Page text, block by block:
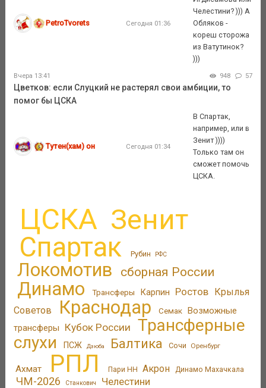
PetroTvorets Сегодня 01:36
Челестини? ))) А
Обляков -
кореш сторожа
из Ватутинок?
)))
Вчера 13:41 948 57
Цветков: если Слуцкий не растерял свои амбиции, то
помог бы ЦСКА
Тутен(хам) он Сегодня 01:34
В Спартак,
например, или в
Зенит ))))
Только там он
сможет помочь
ЦСКА.
ЦСКА Зенит
Спартак Рубин РФС
Локомотив сборная России
Динамо Трансферы Карпин Ростов Крылья
Советов
Краснодар Семак Возможные
трансферы
Кубок России
Трансферные
слухи
ПСЖ Дзюба Балтика Сочи Оренбург
Ахмат РПЛ Пари НН Акрон Динамо Махачкала
ЧМ-2026 Станкович Челестини